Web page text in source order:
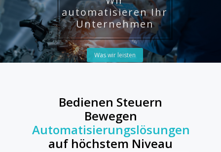
Wir
automatisieren Ihr
Unternehmen
Was wir leisten
Bedienen Steuern
Bewegen
Automatisierungslösungen
auf höchstem Niveau